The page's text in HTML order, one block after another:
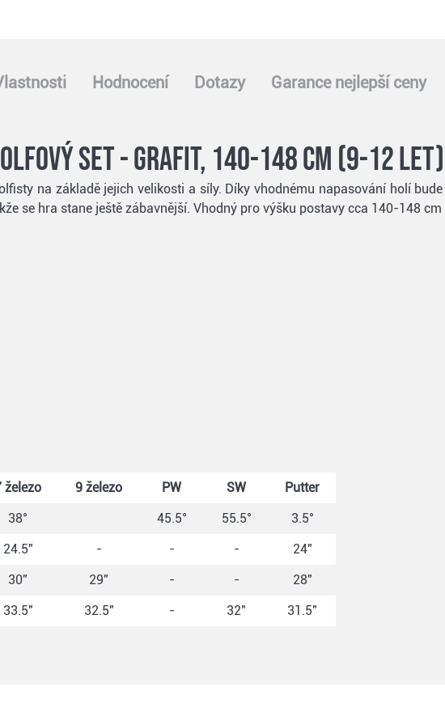
Hodnocení Dotazy Garance nejlepší ceny
set - grafit, 140-148 cm (9-12 let)
na základě jejich velikosti a síly. Díky vhodnému napasování holí
se hra stane ještě zábavnější. Vhodný pro výšku postavy cca 140-148
železo 9 železo PW SW
Putter
38°
45.5° 55.5°
3.5°
24.5"
- - -
24"
30"
29" - -
28"
33.5"
32.5" - 32" 31.5"